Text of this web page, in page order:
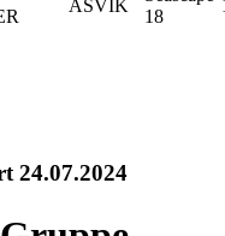
ASVIK
18
24.07.2024